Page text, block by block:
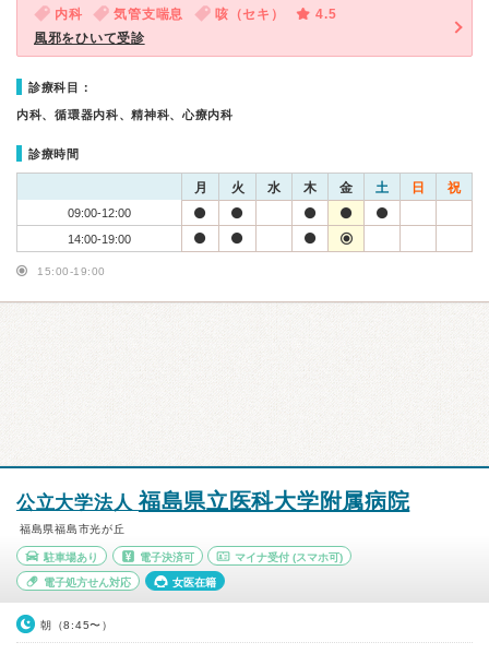
内科 気管支喘息 咳（セキ）
4.5
風邪をひいて受診
診療科目：
内科、循環器内科、精神科、心療内科
診療時間
月 火 水 木 金 土 日 祝
09:00-12:00
14:00-19:00
15:00-19:00
公立大学法人福島県立医科大学附属病院
福島県福島市光が丘
駐車場あり 電子決済可 マイナ受付 (スマホ可)
電子処方せん対応 女医在籍
朝（8:45〜）